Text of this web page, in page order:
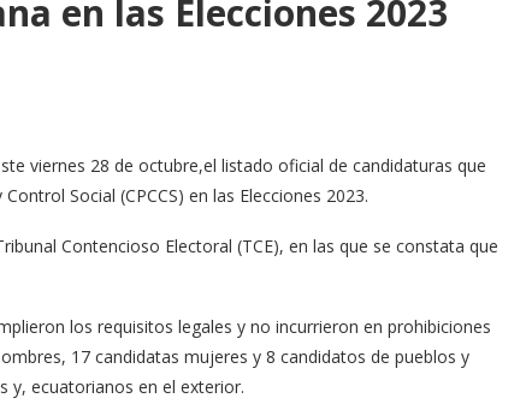
en las Elecciones 2023
viernes 28 de octubre,el listado oficial de candidaturas que
Social (CPCCS) en las Elecciones 2023.
Contencioso Electoral (TCE), en las que se constata que
los requisitos legales y no incurrieron en prohibiciones
17 candidatas mujeres y 8 candidatos de pueblos y
y, ecuatorianos en el exterior.